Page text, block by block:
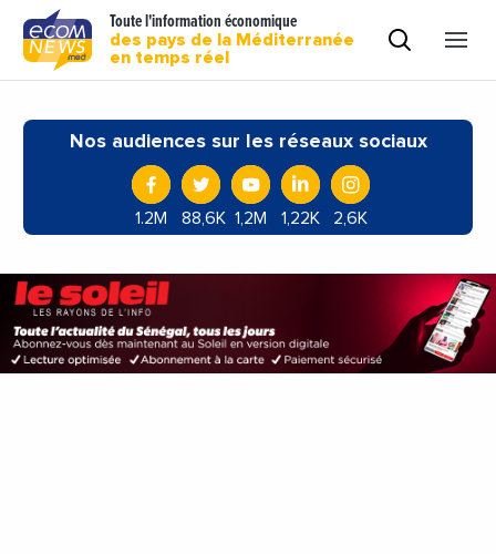
Toute l'information économique
des pays de la Méditerranée
en temps réel
Nos audiences sur les réseaux sociaux
1.2M 88,6K 1,2M 1,22K 2,6K